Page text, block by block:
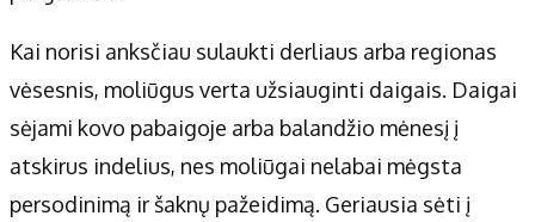
Kai norisi anksčiau sulaukti derliaus arba regionas
vėsesnis, moliūgus verta užsiauginti daigais. Daigai
sėjami kovo pabaigoje arba balandžio mėnesį į
atskirus indelius, nes moliūgai nelabai mėgsta
persodinimą ir šaknų pažeidimą. Geriausia sėti į